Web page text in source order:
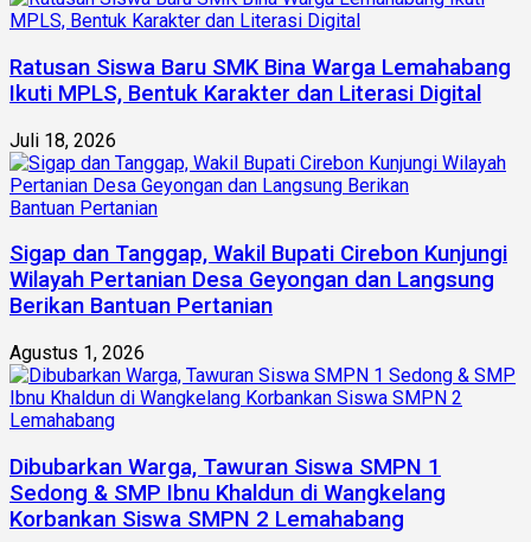
Ratusan Siswa Baru SMK Bina Warga Lemahabang
Ikuti MPLS, Bentuk Karakter dan Literasi Digital
Juli 18, 2026
Sigap dan Tanggap, Wakil Bupati Cirebon Kunjungi
Wilayah Pertanian Desa Geyongan dan Langsung
Berikan Bantuan Pertanian
Agustus 1, 2026
Dibubarkan Warga, Tawuran Siswa SMPN 1
Sedong & SMP Ibnu Khaldun di Wangkelang
Korbankan Siswa SMPN 2 Lemahabang